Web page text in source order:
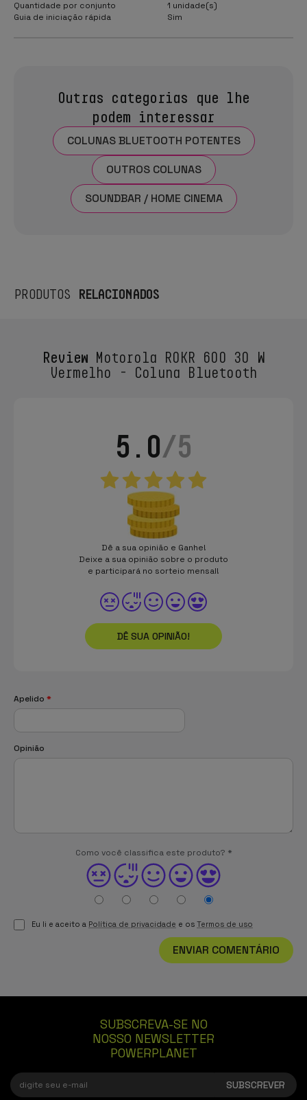
Quantidade por conjunto
1 unidade(s)
Guia de iniciação rápida
Sim
Outras categorias que lhe
podem interessar
COLUNAS BLUETOOTH POTENTES
OUTROS COLUNAS
SOUNDBAR / HOME CINEMA
PRODUTOS RELACIONADOS
Review Motorola ROKR 600 30 W
Vermelho - Coluna Bluetooth
5.0/5
Dê a sua opinião e Ganhe!
Deixe a sua opinião sobre o produto
e participará no sorteio mensal!
DÊ SUA OPINIÃO!
Apelido *
Opinião
Como você classifica este produto? *
Eu li e aceito a Política de privacidade e os Termos de uso
ENVIAR COMENTÁRIO
SUBSCREVA-SE NO
NOSSO NEWSLETTER
POWERPLANET